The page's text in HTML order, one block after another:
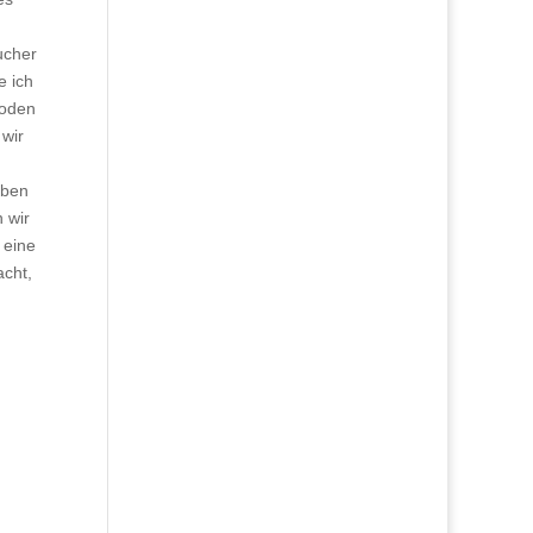
ich
wir